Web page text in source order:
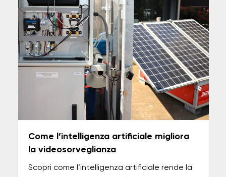
Come l’intelligenza artificiale migliora
la videosorveglianza
Scopri come l’intelligenza artificiale rende la